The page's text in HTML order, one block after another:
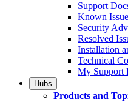
Support
Known
Security
Resolved
Installation
Technical
My Support
Hubs
Products and